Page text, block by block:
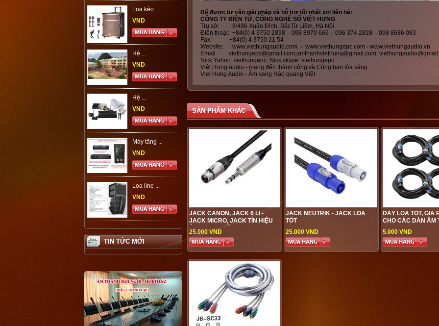
Loa kéo ...
VND
Hệ ...
VND
Hệ ...
VND
Máy tăng ...
VND
Loa line ...
VND
TIN TỨC MỚI
Để được tư vấn giải pháp và hỗ trợ tốt nhất xin liên hệ:
CÔNG TY ĐIỆN TỬ, CÔNG NGHỆ SỐ VIỆT HƯNG
Trụ sở: 8/486 Xuân Đỉnh, BắcTừ Liêm, Hà Nội
Điện thoại: +84(0) 4 3750 2898 – 098 8970 666 – 096 374 2828 – 098 8686 083
Fax: +84(0) 4 3750 21 54
Website: www.viethungaudio.com - www.viethungepc.com - www.viethungaudio.vn
Email viethungepc@gmail.com;amthanhviethung@gmail.com;
Nick Yahoo: viethungepc; Nick skype: viethungepc
Việt Hưng audio - mang đến thành công và Cùng bạn tỏa sáng
Viet Hung Audio - Âm vang Hào quang Việt
SẢN PHẨM KHÁC
JACK CANON, JACK 6 LI -
JACK MICRO, JACK TÍN HIỆU
ÂM THANH TỐT
25.000 VND
JACK NEUTRIK - JACK LOA
TỐT
25.000 VND
DÂY LOA TỐT, GIÁ
CHO CÁC DÀN ÂM
5.000 VND